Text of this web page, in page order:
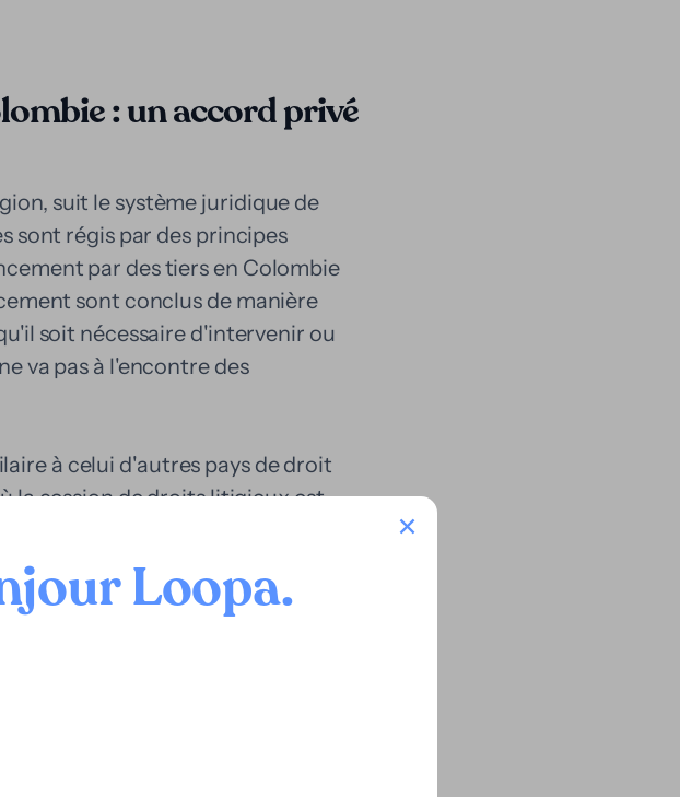
Loopa.
: un accord privé
suit le système juridique de
sont régis par des principes
par des tiers en Colombie
sont conclus de manière
soit nécessaire d'intervenir ou
va pas à l'encontre des
à celui d'autres pays de droit
la cession de droits litigieux est
d'un litige, en échange de
est comparable à la